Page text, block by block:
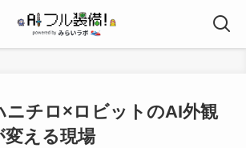
ニチロ×ロビットのAI外観
変える現場